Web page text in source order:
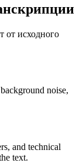
от исходного
noise,
and technical
text.